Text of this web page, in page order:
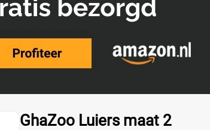
GhaZoo Luiers maat 2